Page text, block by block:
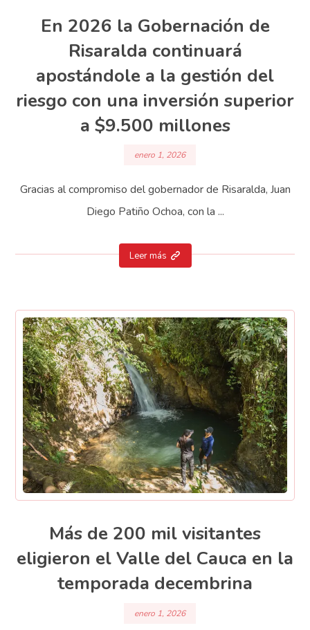
En 2026 la Gobernación de
Risaralda continuará
apostándole a la gestión del
riesgo con una inversión superior
a $9.500 millones
enero 1, 2026
Gracias al compromiso del gobernador de Risaralda, Juan
Diego Patiño Ochoa, con la ...
Leer más
Más de 200 mil visitantes
eligieron el Valle del Cauca en la
temporada decembrina
enero 1, 2026